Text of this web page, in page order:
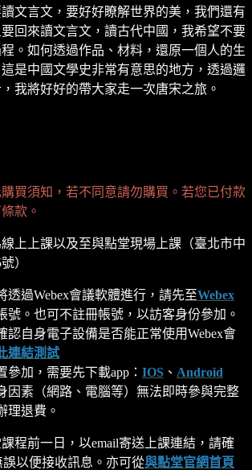
文言文，要好好瞭解世界的美，我們還有
回來讀文言文，讀古代中國，我希望不要
。如何透過作品、材料，還原一個人的生
是中國文學史非常有意思的地方，透過邏
我將好好的帶大家走一次唐宋之旅。
買須知，若不同意請勿購買。若您已付款
款。
上上課以及至與點堂現場上課（臺北市中
）
透過Webex會議軟體進行，請先至Webex
號。也可不註冊帳號，以訪客身份參加。
認自身電子設備是否能正常使用Webex會
連結測試
參加，需要先下載app： IOS 、 Android
因素（網路、電腦等）無法即時參與完整
理退費。
程前一日，以email寄送上課連結，請確
誤以便接收訊息。亦可從與點堂官網首頁